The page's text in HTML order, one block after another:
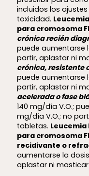
incluidos los
toxicidad.
para cromosoma
crónica recién
puede aumentarse
partir, aplastar ni
crónica, resistente
puede aumentarse
partir, aplastar ni
acelerada o fase
140 mg/día V.O.;
mg/día V.O.; no
tabletas.
para cromosoma
recidivante o
aumentarse la
aplastar ni